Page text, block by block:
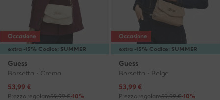
extra -15% Codice: SUMMER
Occasione
Guess
Borsetta · Crema
Prezzo attuale
53,99 €
Prezzo regolare59,99 €-10%
extra -15% Codice: SUMMER
Occasione
Guess
Borsetta · Beige
Prezzo attuale
53,99 €
Prezzo regolare59,99 €-10%